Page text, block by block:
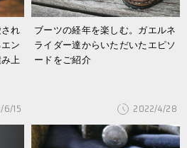
れ
ン
上
6/15
ブーツの経年を楽しむ。ガエルネ
ライダー達からいただいたエピソ
ードをご紹介
2022/4/28